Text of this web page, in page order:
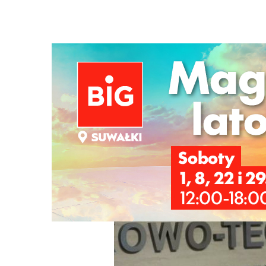
Ścieżka
nawigacyjna
Strona główna Z życia miasta / Kamil
Z ŻYCIA MIASTA 01/06/2026 / 20 Komentarzy
Kamil Klimek został prezesem Parku